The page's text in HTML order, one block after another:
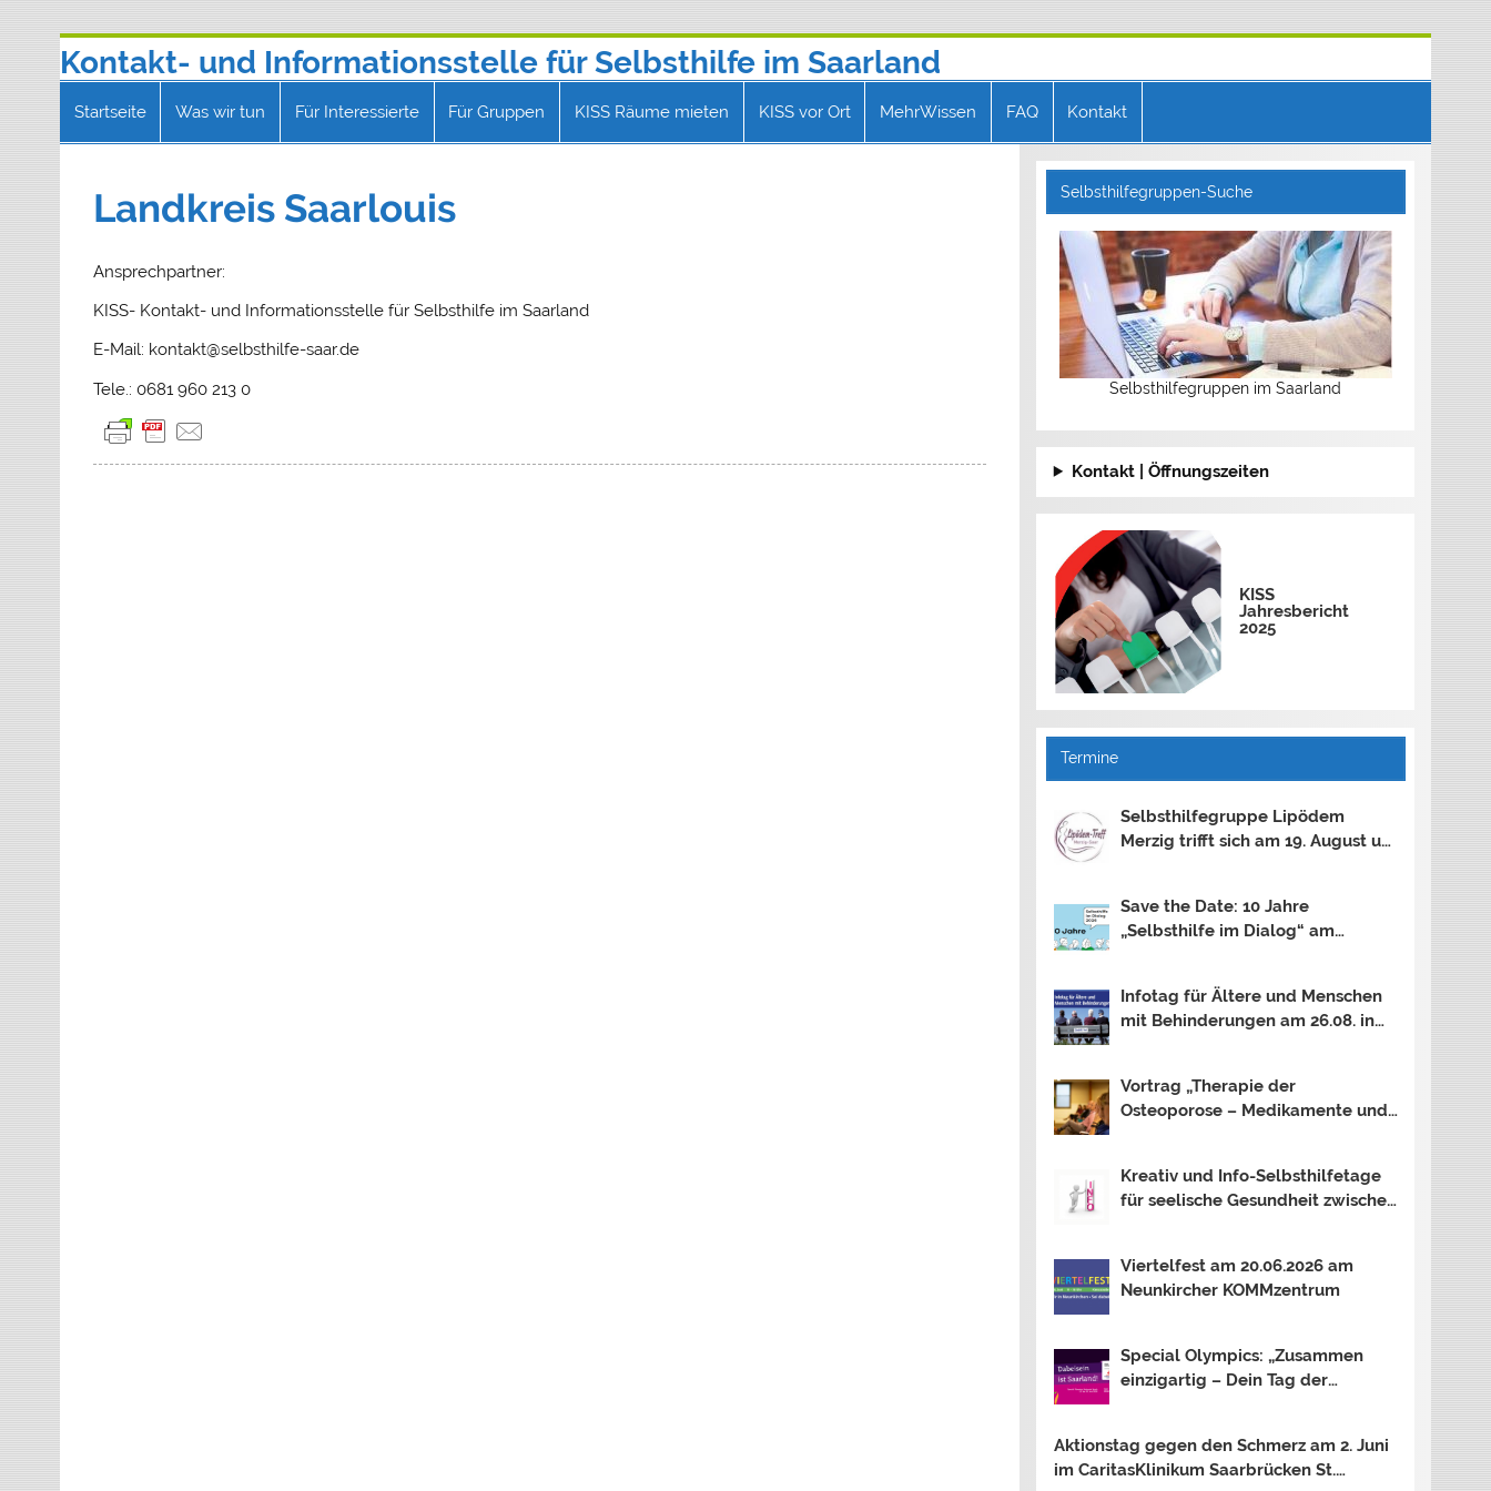
springenKontakt- und Informationsstelle für Selbsthilfe im Saarland
Telefon 0681 9602130 | E-Mail: kontakt@selbsthilfe-saar.de
Startseite Was wir tun Für Interessierte Für Gruppen KISS Räume mieten KISS vor Ort MehrWissen FAQ Kontakt
Landkreis Saarlouis
Ansprechpartner:
KISS- Kontakt- und Informationsstelle für Selbsthilfe im Saarland
E-Mail: kontakt@selbsthilfe-saar.de
Tele.: 0681 960 213 0
Selbsthilfegruppen-Suche
Selbsthilfegruppen im Saarland
Kontakt | Öffnungszeiten
KISS
Jahresbericht
2025
Termine
Selbsthilfegruppe Lipödem
Merzig trifft sich am 19. August um
Save the Date: 10 Jahre
„Selbsthilfe im Dialog“ am
Infotag für Ältere und Menschen
mit Behinderungen am 26.08. in
Vortrag „Therapie der
Osteoporose – Medikamente und
Kreativ und Info-Selbsthilfetage
für seelische Gesundheit zwischen
2026: OUTSIDER – INSIDER?
Viertelfest am 20.06.2026 am
Neunkircher KOMMzentrum
Special Olympics: „Zusammen
einzigartig – Dein Tag der
Aktionstag gegen den Schmerz am 2. Juni
im CaritasKlinikum Saarbrücken St.